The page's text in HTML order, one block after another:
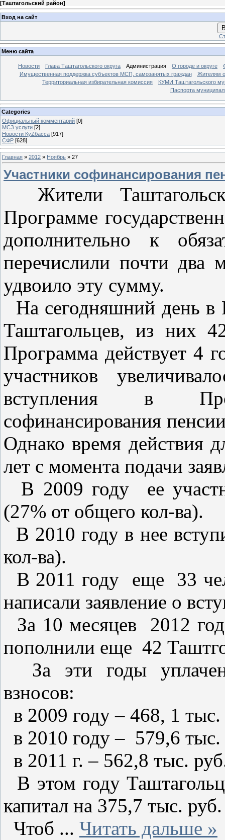
[Таштагольский район]
Вход на сайт
Меню сайта
Новости Глава Таштагольского округа Администрация О городе и округе
Имущественная поддержка субъектов МСП, самозанятых граждан
Жителям
Территориальная избирательная комиссия
КУМИ Таштагольского
Паспорта
Categories
Официальный комментарий [0]
МСЗ услуги [2]
Новости КуZбасса [917]
СФР [628]
Главная » 2012 » Ноябрь » 27
Участники софинансирования
Жители
Программе
дополнительно к
перечислили почти два
удвоило эту сумму.
На сегодняшний день в
Таштагольцев, из них
Программа действует 4
участников
вступления в
софинансирования
Однако время действия
лет с момента подачи
В 2009 году ее
(27% от общего кол-ва).
В 2010 году в нее
кол-ва).
В 2011 году еще 33
написали заявление о
За 10 месяцев 2012
пополнили еще 42
За эти годы
взносов:
в 2009 году – 468, 1
в 2010 году – 579,6
в 2011 г. – 562,8 тыс.
В этом году
капитал на 375,7 тыс.
Чтоб ... Читать дальше »